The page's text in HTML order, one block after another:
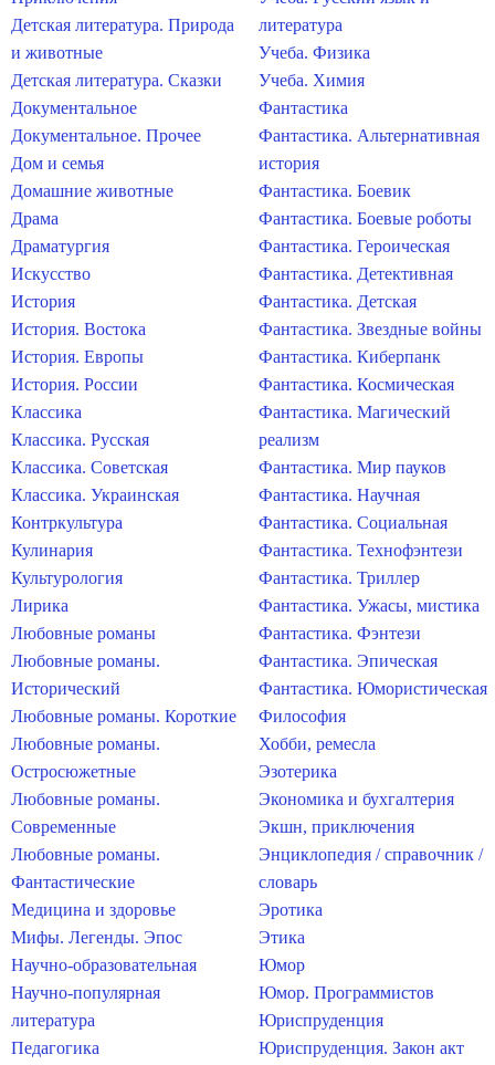
Детская литература. Природа
и животные
Детская литература. Сказки
Документальное
Документальное. Прочее
Дом и семья
Домашние животные
Драма
Драматургия
Искусство
История
История. Востока
История. Европы
История. России
Классика
Классика. Русская
Классика. Советская
Классика. Украинская
Контркультура
Кулинария
Культурология
Лирика
Любовные романы
Любовные романы.
Исторический
Любовные романы. Короткие
Любовные романы.
Остросюжетные
Любовные романы.
Современные
Любовные романы.
Фантастические
Медицина и здоровье
Мифы. Легенды. Эпос
Научно-образовательная
Научно-популярная
литература
Педагогика
литература
Учеба. Физика
Учеба. Химия
Фантастика
Фантастика. Альтернативная
история
Фантастика. Боевик
Фантастика. Боевые роботы
Фантастика. Героическая
Фантастика. Детективная
Фантастика. Детская
Фантастика. Звездные войны
Фантастика. Киберпанк
Фантастика. Космическая
Фантастика. Магический
реализм
Фантастика. Мир пауков
Фантастика. Научная
Фантастика. Социальная
Фантастика. Технофэнтези
Фантастика. Триллер
Фантастика. Ужасы, мистика
Фантастика. Фэнтези
Фантастика. Эпическая
Фантастика. Юмористическая
Философия
Хобби, ремесла
Эзотерика
Экономика и бухгалтерия
Экшн, приключения
Энциклопедия / справочник /
словарь
Эротика
Этика
Юмор
Юмор. Программистов
Юриспруденция
Юриспруденция. Закон акт